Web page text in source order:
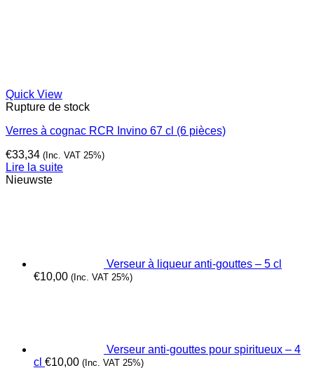
Quick View
Rupture de stock
Verres à cognac RCR Invino 67 cl (6 pièces)
€33,34 (Inc. VAT 25%)
Lire la suite
Nieuwste
Verseur à liqueur anti-gouttes – 5 cl
€10,00 (Inc. VAT 25%)
Verseur anti-gouttes pour spiritueux – 4
cl €10,00 (Inc. VAT 25%)